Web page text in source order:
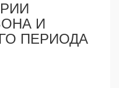
И
ПЕРИОДА